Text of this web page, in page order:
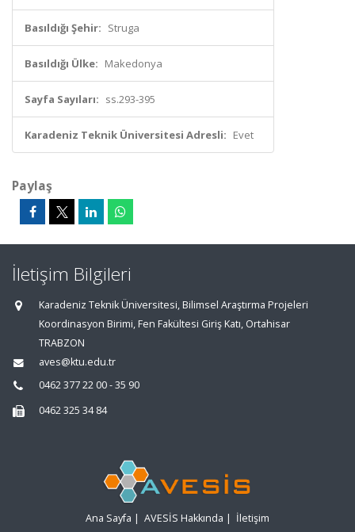
Basıldığı Şehir: Struga
Basıldığı Ülke: Makedonya
Sayfa Sayıları: ss.293-395
Karadeniz Teknik Üniversitesi Adresli: Evet
Paylaş
İletişim Bilgileri
Karadeniz Teknik Üniversitesi, Bilimsel Araştırma Projeleri
Koordinasyon Birimi, Fen Fakültesi Giriş Katı, Ortahisar
TRABZON
aves@ktu.edu.tr
0462 377 22 00 - 35 90
0462 325 34 84
Ana Sayfa | AVESİS Hakkında | İletişim